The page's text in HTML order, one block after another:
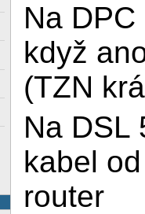
Na
když
(TZN
Na DSL
kabel
router